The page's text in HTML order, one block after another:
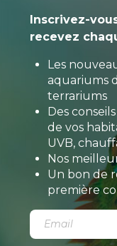
Inscrivez-
recevez
Les
aquariums
terrariums
Des
de vos
UVB,
Nos
Un bon de
première